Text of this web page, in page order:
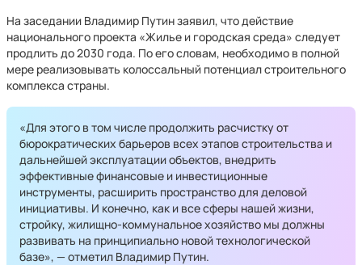
На заседании Владимир Путин заявил, что действие
национального проекта «Жилье и городская среда» следует
продлить до 2030 года. По его словам, необходимо в полной
мере реализовывать колоссальный потенциал строительного
комплекса страны.
«Для этого в том числе продолжить расчистку от
бюрократических барьеров всех этапов строительства и
дальнейшей эксплуатации объектов, внедрить
эффективные финансовые и инвестиционные
инструменты, расширить пространство для деловой
инициативы. И конечно, как и все сферы нашей жизни,
стройку, жилищно-коммунальное хозяйство мы должны
развивать на принципиально новой технологической
базе», — отметил Владимир Путин.